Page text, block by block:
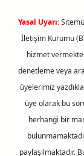
Yasal Uyarı:
İletişim Kurumu
hizmet
denetleme veya
üyelerimiz
üye olarak bu
herhangi bir
paylaşılmaktadır.